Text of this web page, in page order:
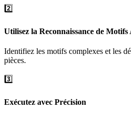
2️⃣
Utilisez la Reconnaissance de Motifs
Identifiez les motifs complexes et les
pièces.
3️⃣
Exécutez avec Précision